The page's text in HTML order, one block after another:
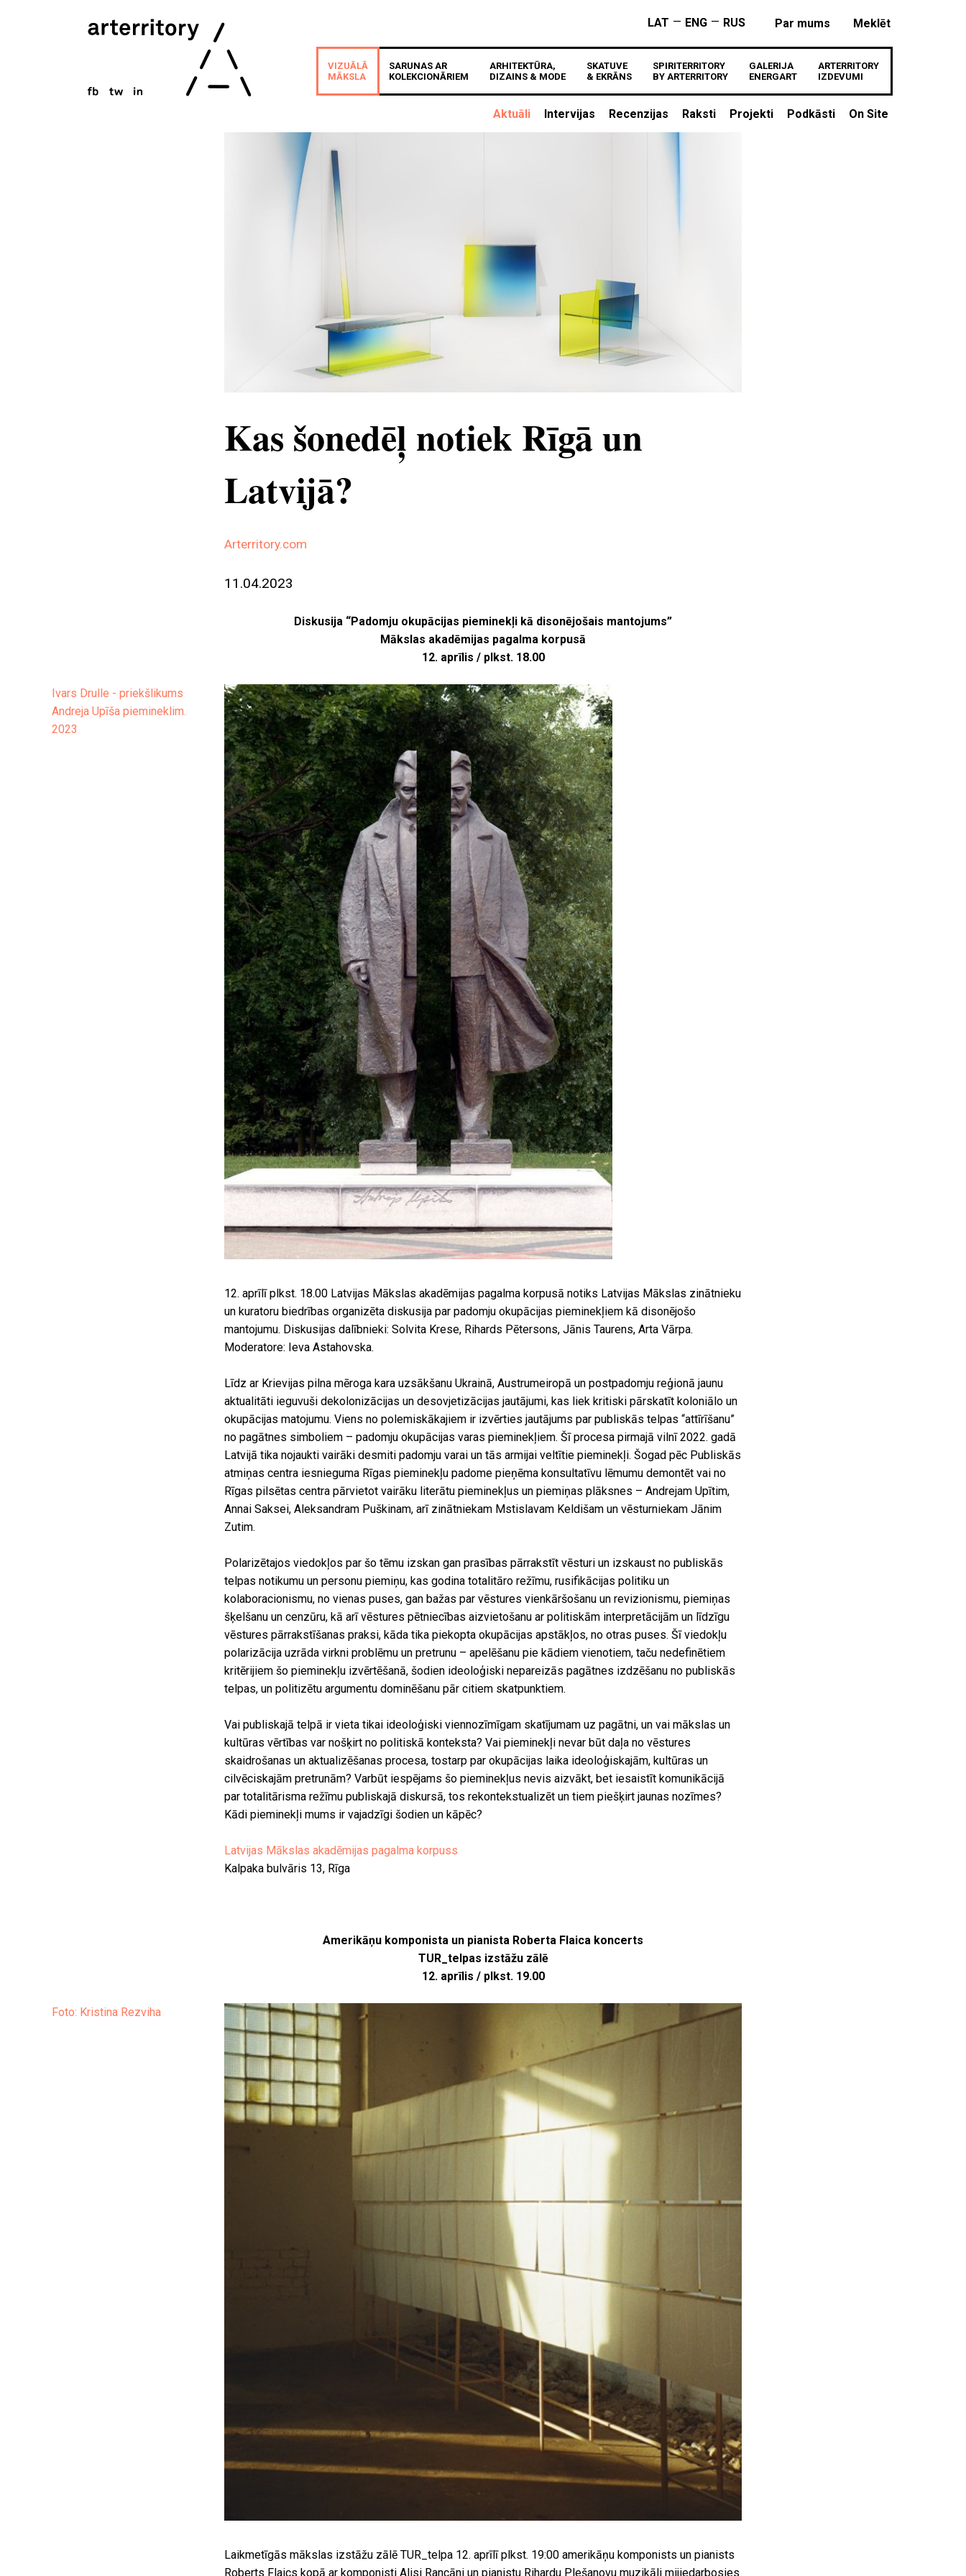
Par mums Meklēt
LAT — ENG — RUS
VIZUĀLĀ
MĀKSLA
SARUNAS AR
KOLEKCIONĀRIEM
ARHITEKTŪRA,
DIZAINS & MODE
SKATUVE
& EKRĀNS
SPIRITERRITORY
BY ARTERRITORY
GALERIJA
ENERGART
ARTERRITORY
IZDEVUMI
Aktuāli Intervijas Recenzijas Raksti Projekti Podkāsti On Site
Kas šonedēļ notiek Rīgā un
Latvijā?
Arterritory.com
11.04.2023
Diskusija “Padomju okupācijas pieminekļi kā disonējošais mantojums”
Mākslas akadēmijas pagalma korpusā
12. aprīlis / plkst. 18.00
Ivars Drulle - priekšlikums
Andreja Upīša piemineklim.
2023
12. aprīlī plkst. 18.00 Latvijas Mākslas akadēmijas pagalma korpusā notiks Latvijas Mākslas zinātnieku
un kuratoru biedrības organizēta diskusija par padomju okupācijas pieminekļiem kā disonējošo
mantojumu. Diskusijas dalībnieki: Solvita Krese, Rihards Pētersons, Jānis Taurens, Arta Vārpa.
Moderatore: Ieva Astahovska.
Līdz ar Krievijas pilna mēroga kara uzsākšanu Ukrainā, Austrumeiropā un postpadomju reģionā jaunu
aktualitāti ieguvuši dekolonizācijas un desovjetizācijas jautājumi, kas liek kritiski pārskatīt koloniālo un
okupācijas matojumu. Viens no polemiskākajiem ir izvērties jautājums par publiskās telpas “attīrīšanu”
no pagātnes simboliem – padomju okupācijas varas pieminekļiem. Šī procesa pirmajā vilnī 2022. gadā
Latvijā tika nojaukti vairāki desmiti padomju varai un tās armijai veltītie pieminekļi. Šogad pēc Publiskās
atmiņas centra iesnieguma Rīgas pieminekļu padome pieņēma konsultatīvu lēmumu demontēt vai no
Rīgas pilsētas centra pārvietot vairāku literātu pieminekļus un piemiņas plāksnes – Andrejam Upītim,
Annai Saksei, Aleksandram Puškinam, arī zinātniekam Mstislavam Keldišam un vēsturniekam Jānim
Zutim.
Polarizētajos viedokļos par šo tēmu izskan gan prasības pārrakstīt vēsturi un izskaust no publiskās
telpas notikumu un personu piemiņu, kas godina totalitāro režīmu, rusifikācijas politiku un
kolaboracionismu, no vienas puses, gan bažas par vēstures vienkāršošanu un revizionismu, piemiņas
šķelšanu un cenzūru, kā arī vēstures pētniecības aizvietošanu ar politiskām interpretācijām un līdzīgu
vēstures pārrakstīšanas praksi, kāda tika piekopta okupācijas apstākļos, no otras puses. Šī viedokļu
polarizācija uzrāda virkni problēmu un pretrunu – apelēšanu pie kādiem vienotiem, taču nedefinētiem
kritērijiem šo pieminekļu izvērtēšanā, šodien ideoloģiski nepareizās pagātnes izdzēšanu no publiskās
telpas, un politizētu argumentu dominēšanu pār citiem skatpunktiem.
Vai publiskajā telpā ir vieta tikai ideoloģiski viennozīmīgam skatījumam uz pagātni, un vai mākslas un
kultūras vērtības var nošķirt no politiskā konteksta? Vai pieminekļi nevar būt daļa no vēstures
skaidrošanas un aktualizēšanas procesa, tostarp par okupācijas laika ideoloģiskajām, kultūras un
cilvēciskajām pretrunām? Varbūt iespējams šo pieminekļus nevis aizvākt, bet iesaistīt komunikācijā
par totalitārisma režīmu publiskajā diskursā, tos rekontekstualizēt un tiem piešķirt jaunas nozīmes?
Kādi pieminekļi mums ir vajadzīgi šodien un kāpēc?
Latvijas Mākslas akadēmijas pagalma korpuss
Kalpaka bulvāris 13, Rīga
Amerikāņu komponista un pianista Roberta Flaica koncerts
TUR_telpas izstāžu zālē
12. aprīlis / plkst. 19.00
Foto: Kristina Rezviha
Laikmetīgās mākslas izstāžu zālē TUR_telpa 12. aprīlī plkst. 19:00 amerikāņu komponists un pianists
Roberts Flaics kopā ar komponisti Alisi Rancāni un pianistu Rihardu Plešanovu muzikāli mijiedarbosies